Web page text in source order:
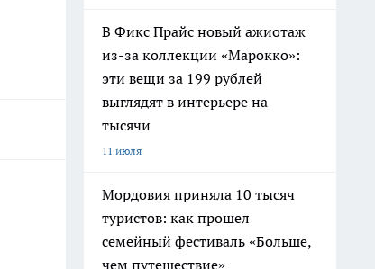
В Фикс Прайс новый ажиотаж
из-за коллекции «Марокко»:
эти вещи за 199 рублей
выглядят в интерьере на
тысячи
11 июля
Мордовия приняла 10 тысяч
туристов: как прошел
семейный фестиваль «Больше,
чем путешествие»